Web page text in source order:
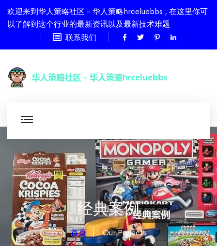
欢迎来到华人策略社区 - 华人策略hrceluebbs , 在这里你可
以了解到这个行业的最新资讯以及最新技术难题
联系我们
经典案例
首页 Our Projects